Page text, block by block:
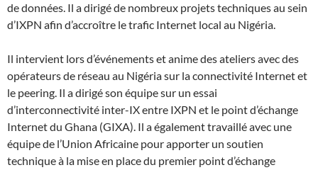
de données. Il a dirigé de nombreux projets techniques au sein
d’IXPN afin d’accroître le trafic Internet local au Nigéria.
Il intervient lors d’événements et anime des ateliers avec des
opérateurs de réseau au Nigéria sur la connectivité Internet et
le peering. Il a dirigé son équipe sur un essai
d’interconnectivité inter-IX entre IXPN et le point d’échange
Internet du Ghana (GIXA). Il a également travaillé avec une
équipe de l’Union Africaine pour apporter un soutien
technique à la mise en place du premier point d’échange